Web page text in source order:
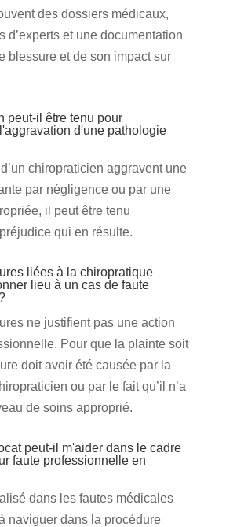
des dossiers médicaux,
d’experts et une documentation
blessure et de son impact sur
peut-il être tenu pour
d'une pathologie
chiropraticien aggravent une
par négligence ou par une
il peut être tenu
qui en résulte.
liées à la chiropratique
lieu à un cas de faute
ne justifient pas une action
Pour que la plainte soit
doit avoir été causée par la
ou par le fait qu’il n’a
de soins approprié.
peut-il m'aider dans le cadre
faute professionnelle en
dans les fautes médicales
naviguer dans la procédure